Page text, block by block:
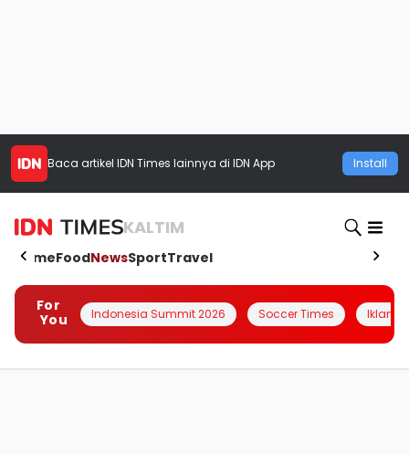
Baca artikel IDN Times lainnya di IDN App Install
KALTIM
HomeFoodNewsSportTravel
For
You
Indonesia Summit 2026 Soccer Times Iklanin